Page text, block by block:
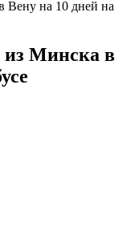
Минска в